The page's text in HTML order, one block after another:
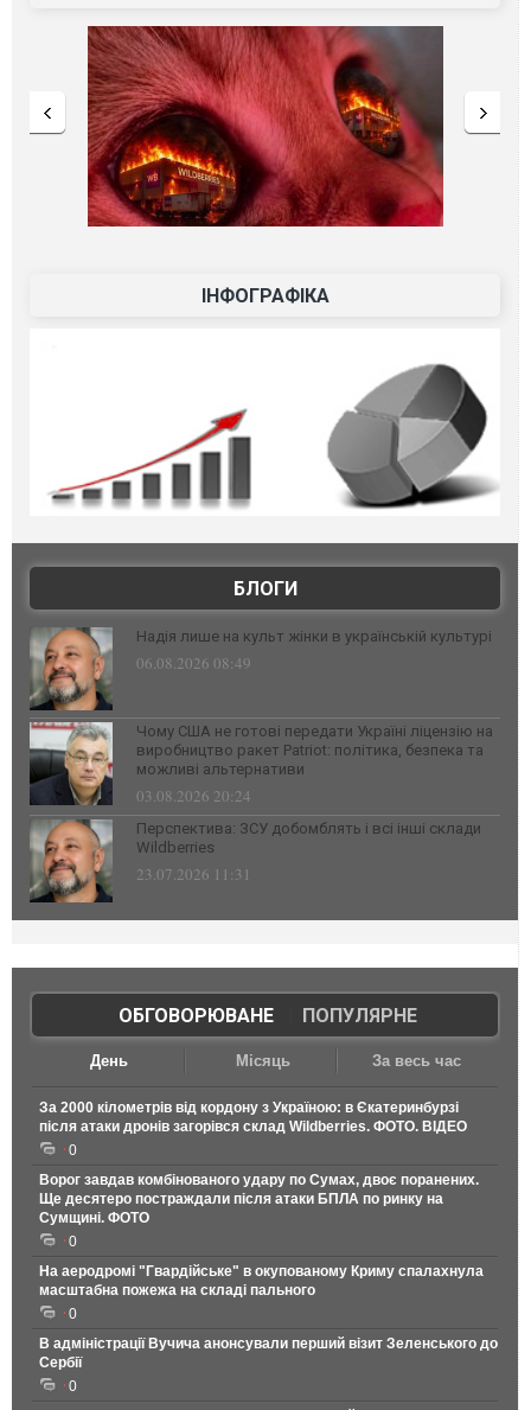
ІНФОГРАФІКА
БЛОГИ
Надія лише на культ жінки в українській культурі
06.08.2026 08:49
Чому США не готові передати Україні ліцензію на
виробництво ракет Patriot: політика, безпека та
можливі альтернативи
03.08.2026 20:24
Перспектива: ЗСУ добомблять і всі інші склади
Wildberries
23.07.2026 11:31
ОБГОВОРЮВАНЕ| ПОПУЛЯРНЕ
День Місяць За весь час
За 2000 кілометрів від кордону з Україною: в Єкатеринбурзі
після атаки дронів загорівся склад Wildberries. ФОТО. ВІДЕО
0
Ворог завдав комбінованого удару по Сумах, двоє поранених.
Ще десятеро постраждали після атаки БПЛА по ринку на
Сумщині. ФОТО
0
На аеродромі "Гвардійське" в окупованому Криму спалахнула
масштабна пожежа на складі пального
0
В адміністрації Вучича анонсували перший візит Зеленського до
Сербії
0